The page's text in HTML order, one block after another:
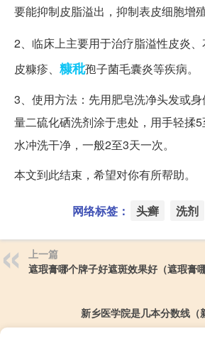
要能抑制皮脂溢出，抑制表皮细胞增
2、临床上主要用于治疗脂溢性皮炎、
皮糠疹、 糠秕孢子菌毛囊炎等疾病。
3、使用方法：先用肥皂洗净头发或
量二硫化硒洗剂涂于患处，用手轻揉
水冲洗干净，一般2至3天一次。
本文到此结束，希望对你有所帮助。
网络标签： 头癣 洗剂
上一篇
遮瑕膏哪个牌子好遮斑效果好（遮瑕膏
新乡医学院是几本分数线（